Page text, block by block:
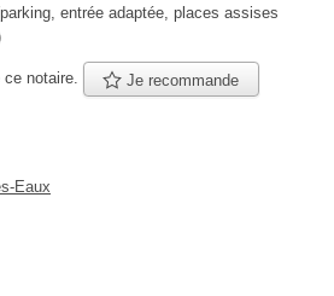
entrée adaptée, places assises
ce notaire. Je recommande
Eaux